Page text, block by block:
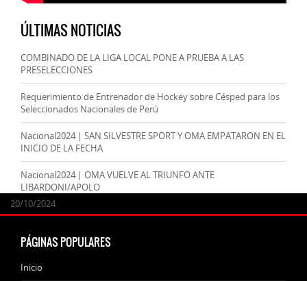
ÚLTIMAS NOTICIAS
COMBINADO DE LA LIGA LOCAL PONE A PRUEBA A LAS
PRESELECCIONES
24/09/2025
Requerimiento de Entrenador de Hockey sobre Césped para los
Seleccionados Nacionales de Perú
07/11/2024
Nacional2024 | SAN SILVESTRE SPORT Y OMA EMPATARON EN EL
INICIO DE LA FECHA
20/10/2024
Nacional2024 | OMA VUELVE AL TRIUNFO ANTE
LIBARDONI/APOLO
20/10/2024
PÁGINAS POPULARES
Inicio